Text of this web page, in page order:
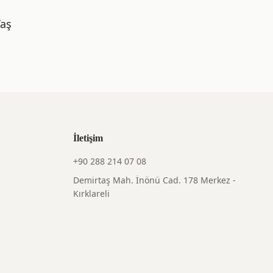
İletişim
+90 288 214 07 08
Demirtaş Mah. İnönü Cad. 178 Merkez -
Kırklareli